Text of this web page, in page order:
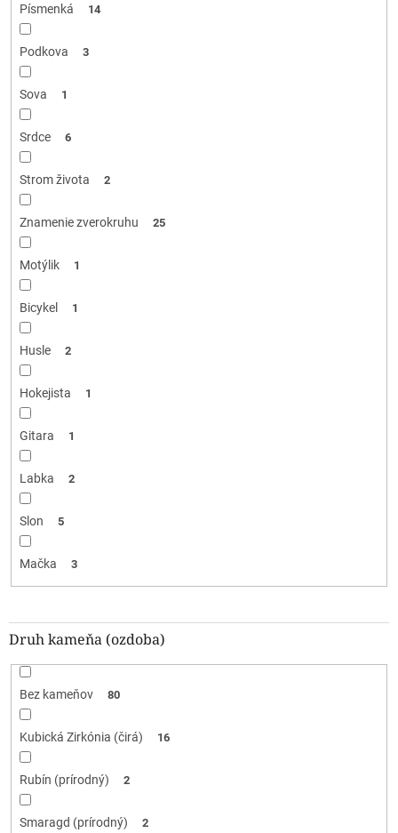
Písmenká 14
Podkova 3
Sova 1
Srdce 6
Strom života 2
Znamenie zverokruhu 25
Motýlik 1
Bicykel 1
Husle 2
Hokejista 1
Gitara 1
Labka 2
Slon 5
Mačka 3
Druh kameňa (ozdoba)
Bez kameňov 80
Kubická Zirkónia (čirá) 16
Rubín (prírodný) 2
Smaragd (prírodný) 2